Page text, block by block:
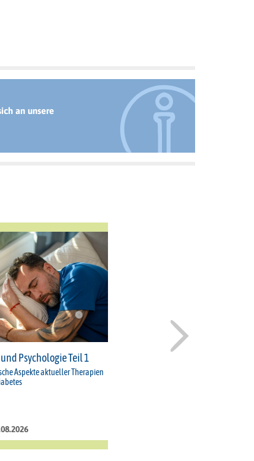
an unsere
Psychologie Teil 1
Aspekte aktueller Therapien